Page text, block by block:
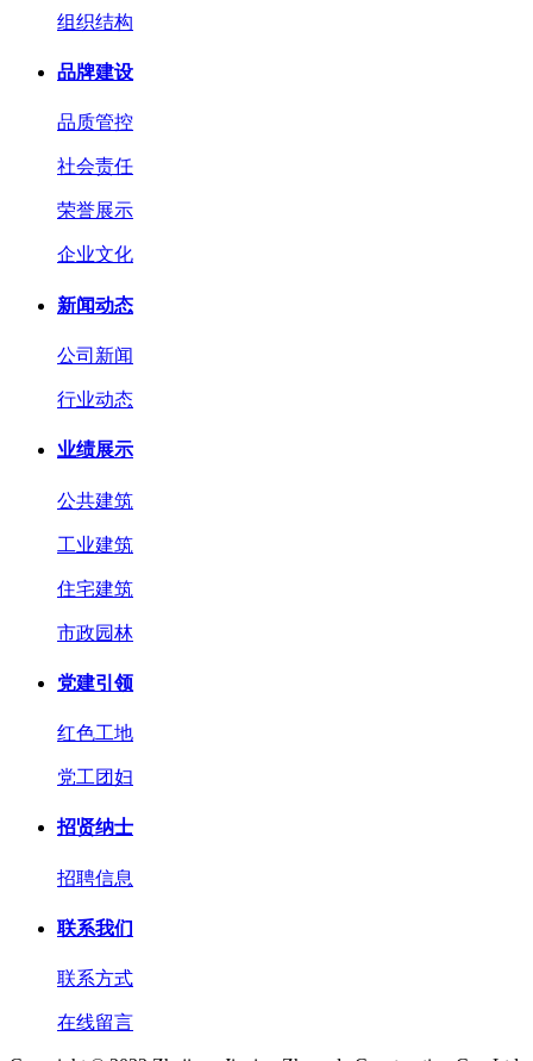
组织结构
品牌建设
品质管控
社会责任
荣誉展示
企业文化
新闻动态
公司新闻
行业动态
业绩展示
公共建筑
工业建筑
住宅建筑
市政园林
党建引领
红色工地
党工团妇
招贤纳士
招聘信息
联系我们
联系方式
在线留言